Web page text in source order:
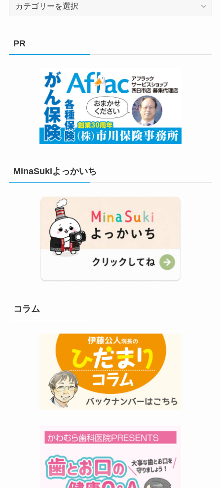
PR
MinaSukiよっかいち
コラム